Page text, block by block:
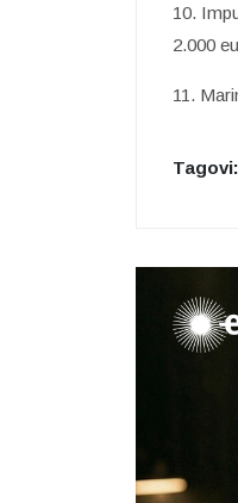
10.
2.000
11.
Tagovi: